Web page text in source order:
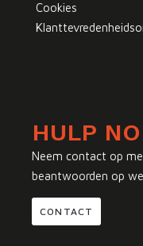
Cookies
HULP
Neem contact op
beantwoorden op
CONTACT